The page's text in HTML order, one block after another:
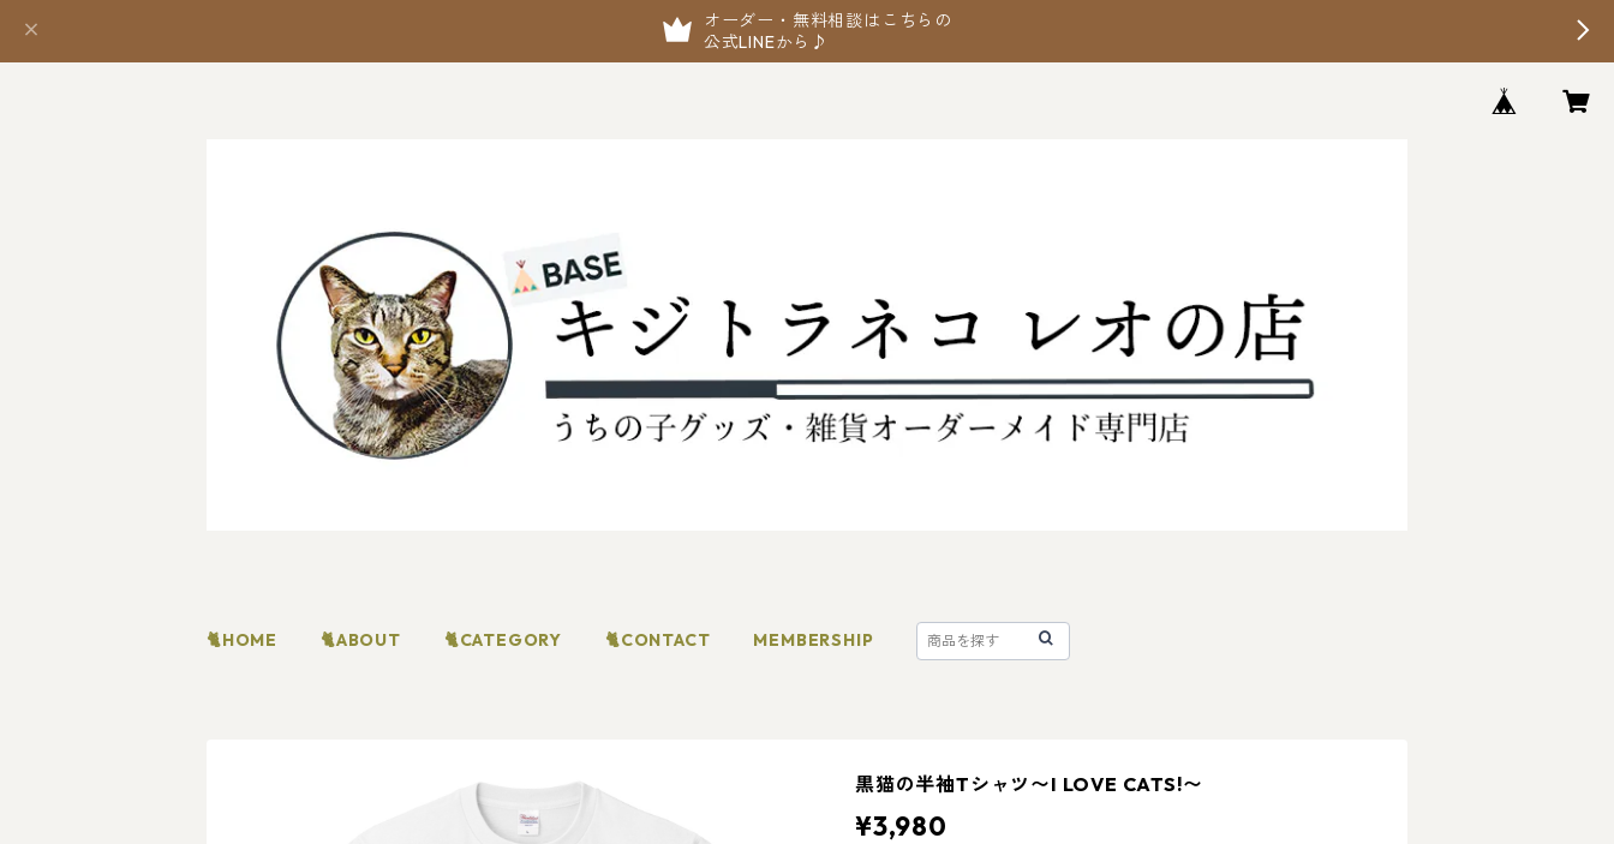
オーダー・無料相談はこちらの
公式LINEから♪
🐈HOME 🐈ABOUT 🐈CATEGORY 🐈CONTACT MEMBERSHIP
黒猫の半袖Tシャツ〜I LOVE CATS!〜
¥3,980